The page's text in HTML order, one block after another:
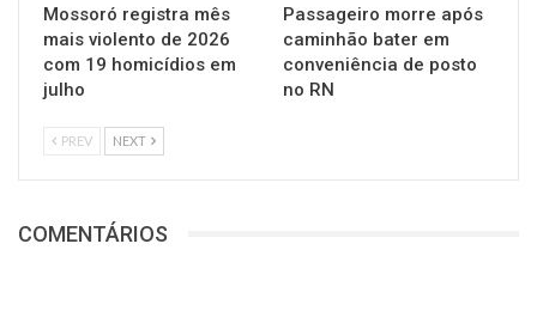
Mossoró registra mês
mais violento de 2026
com 19 homicídios em
julho
Passageiro morre após
caminhão bater em
conveniência de posto
no RN
PREV NEXT
COMENTÁRIOS